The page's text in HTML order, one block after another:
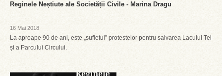
Reginele Neștiute ale Societății Civile - Marina Dragu
16 Mai 2018
La aproape 90 de ani, este „sufletul” protestelor pentru salvarea Lacului Tei
și a Parcului Circului.